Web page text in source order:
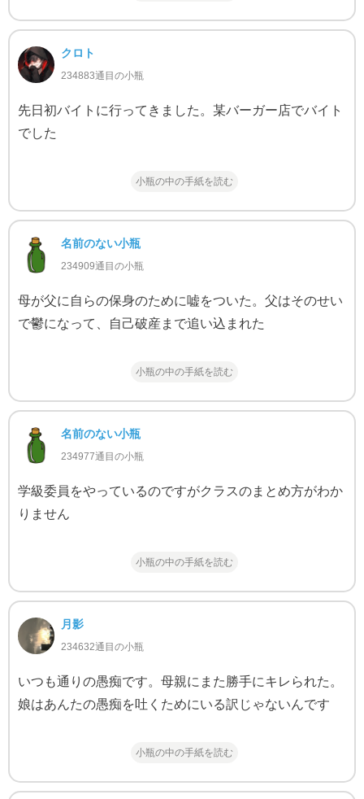
クロト
234883通目の小瓶
先日初バイトに行ってきました。某バーガー店でバイト
でした
小瓶の中の手紙を読む
名前のない小瓶
234909通目の小瓶
母が父に自らの保身のために嘘をついた。父はそのせい
で鬱になって、自己破産まで追い込まれた
小瓶の中の手紙を読む
名前のない小瓶
234977通目の小瓶
学級委員をやっているのですがクラスのまとめ方がわか
りません
小瓶の中の手紙を読む
月影
234632通目の小瓶
いつも通りの愚痴です。母親にまた勝手にキレられた。
娘はあんたの愚痴を吐くためにいる訳じゃないんです
小瓶の中の手紙を読む